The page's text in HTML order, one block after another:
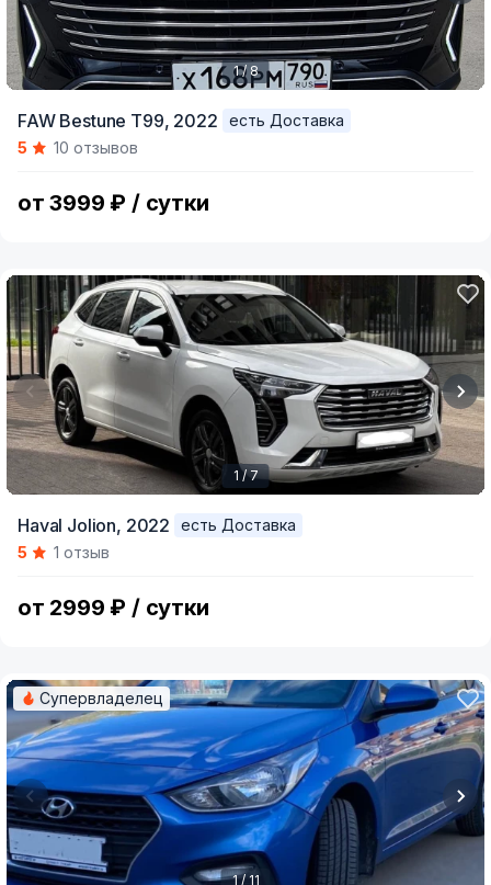
of
1 / 8
FAW Bestune T99, 2022
есть Доставка
5
10 отзывов
от 3999 ₽ / сутки
of
1 / 7
Haval Jolion, 2022
есть Доставка
5
1 отзыв
от 2999 ₽ / сутки
Супервладелец
1 / 11